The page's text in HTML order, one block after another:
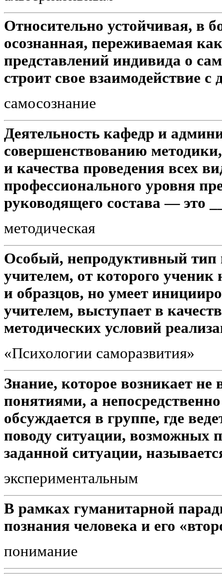
Относительно устойчивая, в
осознанная, переживаемая
представлений индивида о
строит свое взаимодействие
самосознание
Деятельность кафедр и
совершенствованию
и качества проведения всех
профессионального уровня
руководящего состава — это
методическая
Особый, непродуктивный тип
учителем, от которого
и образцов, но умеет
учителем, выступает в
методических условий
«Психологии саморазвития»
Знание, которое возникает не
понятиями, а
обсуждается в группе, где
поводу ситуации, возможных
заданной ситуации,
экспериментальным
В рамках гуманитарной
познания человека и его
понимание